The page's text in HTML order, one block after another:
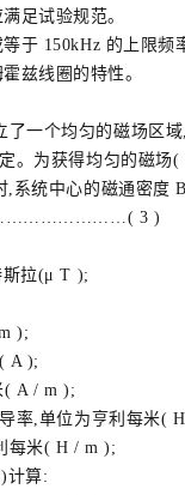
足试验规范。
于 150kHz 的上限频
兹线圈的特性。
一个均匀的磁场区域
为获得均匀的磁场(
统中心的磁通密度
3 )
拉(μ T );
);
A );
A / m );
,单位为亨利每米(
米( H / m );
算: